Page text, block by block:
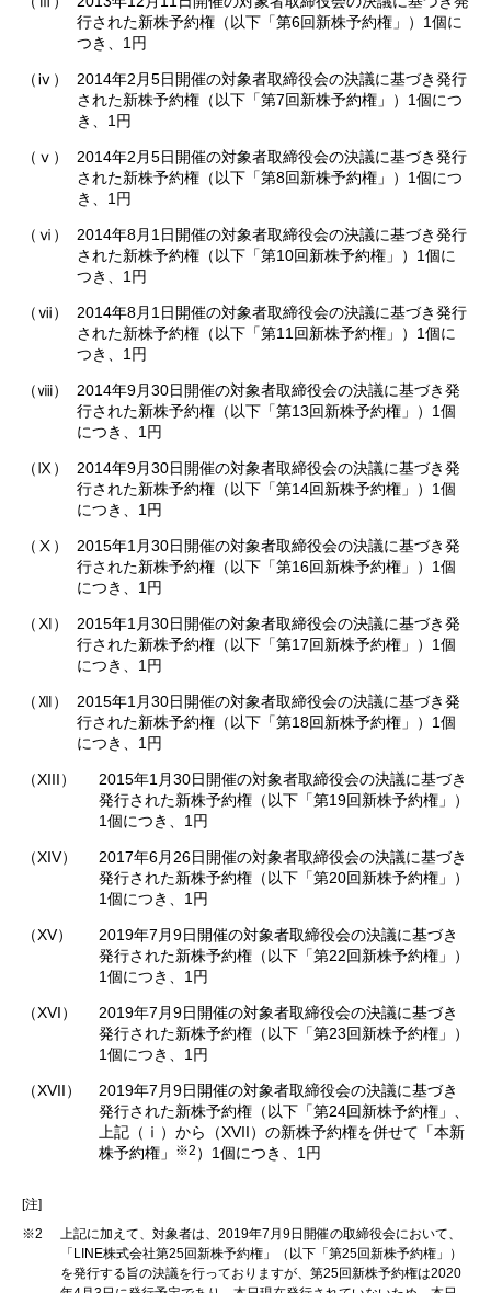
行された新株予約権（以下「第6回新株予約権」）1個に
つき、1円
（ⅳ）
2014年2月5日開催の対象者取締役会の決議に基づき発行
された新株予約権（以下「第7回新株予約権」）1個につ
き、1円
（ⅴ）
2014年2月5日開催の対象者取締役会の決議に基づき発行
された新株予約権（以下「第8回新株予約権」）1個につ
き、1円
（ⅵ）
2014年8月1日開催の対象者取締役会の決議に基づき発行
された新株予約権（以下「第10回新株予約権」）1個に
つき、1円
（ⅶ）
2014年8月1日開催の対象者取締役会の決議に基づき発行
された新株予約権（以下「第11回新株予約権」）1個に
つき、1円
（ⅷ）
2014年9月30日開催の対象者取締役会の決議に基づき発
行された新株予約権（以下「第13回新株予約権」）1個
につき、1円
（Ⅸ）
2014年9月30日開催の対象者取締役会の決議に基づき発
行された新株予約権（以下「第14回新株予約権」）1個
につき、1円
（Ⅹ）
2015年1月30日開催の対象者取締役会の決議に基づき発
行された新株予約権（以下「第16回新株予約権」）1個
につき、1円
（Ⅺ）
2015年1月30日開催の対象者取締役会の決議に基づき発
行された新株予約権（以下「第17回新株予約権」）1個
につき、1円
（Ⅻ）
2015年1月30日開催の対象者取締役会の決議に基づき発
行された新株予約権（以下「第18回新株予約権」）1個
につき、1円
（XIII）
2015年1月30日開催の対象者取締役会の決議に基づき
発行された新株予約権（以下「第19回新株予約権」）
1個につき、1円
（XIV）
2017年6月26日開催の対象者取締役会の決議に基づき
発行された新株予約権（以下「第20回新株予約権」）
1個につき、1円
（XV）
2019年7月9日開催の対象者取締役会の決議に基づき
発行された新株予約権（以下「第22回新株予約権」）
1個につき、1円
（XVI）
2019年7月9日開催の対象者取締役会の決議に基づき
発行された新株予約権（以下「第23回新株予約権」）
1個につき、1円
（XVII）
2019年7月9日開催の対象者取締役会の決議に基づき
発行された新株予約権（以下「第24回新株予約権」、
上記（ⅰ）から（XVII）の新株予約権を併せて「本新
株予約権」
※2 ）1個につき、1円
[注]
※2
上記に加えて、対象者は、2019年7月9日開催の取締役会において、
「LINE株式会社第25回新株予約権」（以下「第25回新株予約権」）
を発行する旨の決議を行っておりますが、第25回新株予約権は2020